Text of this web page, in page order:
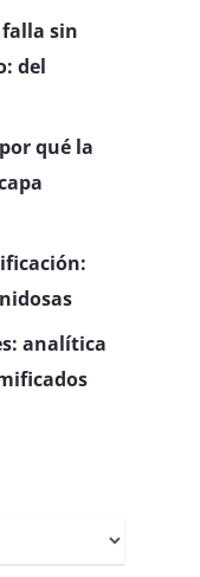
sin
del
qué la
analítica